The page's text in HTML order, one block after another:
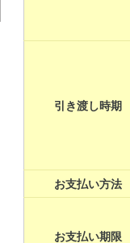
引き渡し時期
お支払い方法
お支払い期限